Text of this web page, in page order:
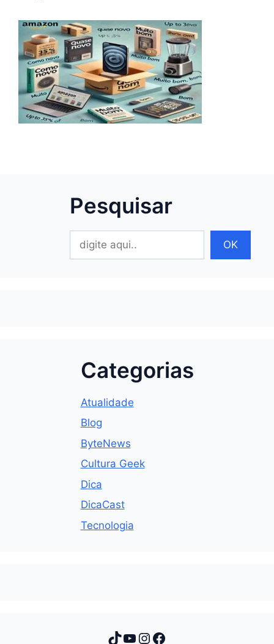
Pesquisar
OK
Categorias
Atualidade
Blog
ByteNews
Cultura Geek
Dica
DicaCast
Tecnologia
TikTok
Youtube
Instagram
Facebook